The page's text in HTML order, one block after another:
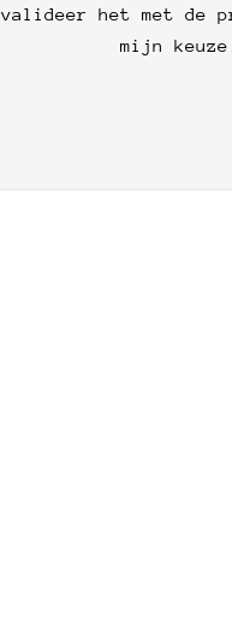
valideer het met de
mijn keuze.